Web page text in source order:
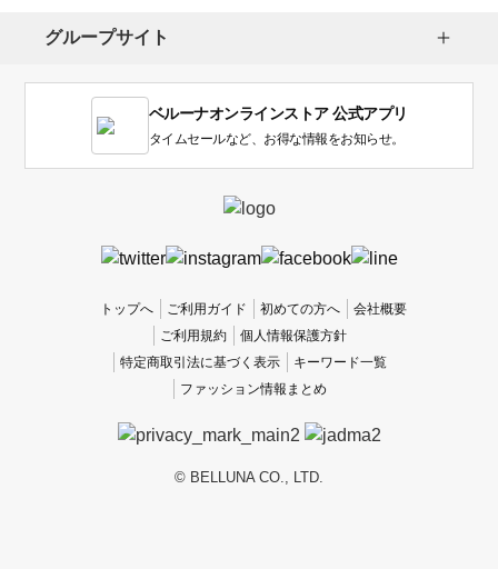
い
グループサイト
ベルーナオンラインストア 公式アプリ
タイムセールなど、お得な情報をお知らせ。
トップへ ご利用ガイド 初めての方へ
会社概要
ご利用規約
個人情報保護方針
特定商取引法に基づく表示
キーワード一覧
ファッション情報まとめ
© BELLUNA CO., LTD.